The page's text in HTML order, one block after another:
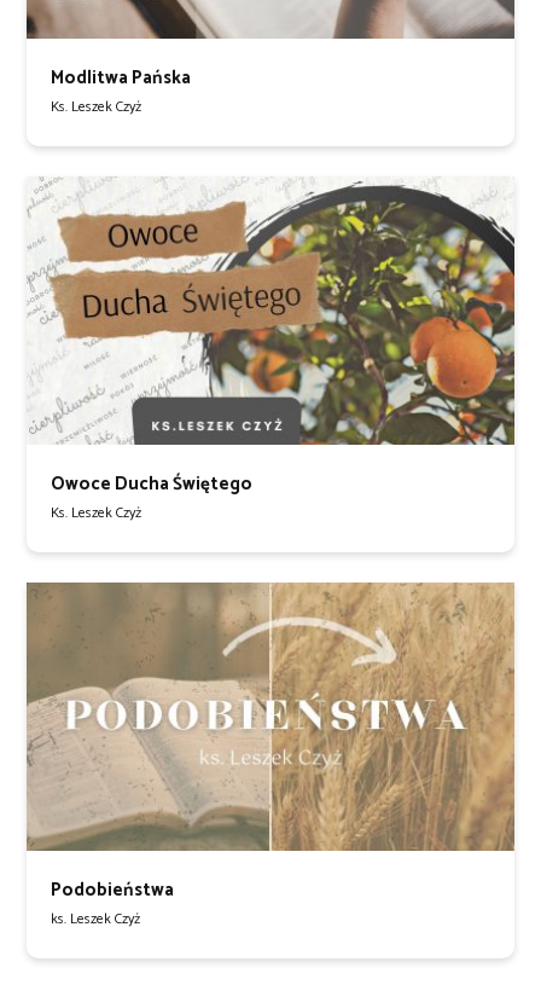
Modlitwa Pańska
Ks. Leszek Czyż
Owoce Ducha Świętego
Ks. Leszek Czyż
Podobieństwa
ks. Leszek Czyż